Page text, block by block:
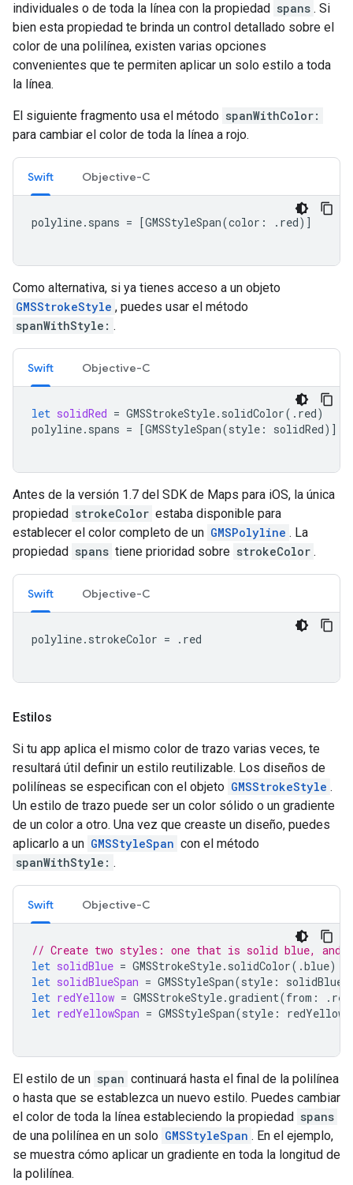
individuales o de toda la línea con la propiedad spans . Si
bien esta propiedad te brinda un control detallado sobre el
color de una polilínea, existen varias opciones
convenientes que te permiten aplicar un solo estilo a toda
la línea.
El siguiente fragmento usa el método spanWithColor:
para cambiar el color de toda la línea a rojo.
Swift Objective-C
polyline. spans = [GMSStyleSpan(color : . red)]
Como alternativa, si ya tienes acceso a un objeto
GMSStrokeStyle , puedes usar el método
spanWithStyle: .
Swift Objective-C
let solidRed = GMSStrokeStyle. solidColor(. red)
polyline. spans = [GMSStyleSpan(style : solidRed)]
Antes de la versión 1.7 del SDK de Maps para iOS, la única
propiedad strokeColor estaba disponible para
establecer el color completo de un GMSPolyline . La
propiedad spans tiene prioridad sobre strokeColor .
Swift Objective-C
polyline. strokeColor = . red
Estilos
Si tu app aplica el mismo color de trazo varias veces, te
resultará útil definir un estilo reutilizable. Los diseños de
polilíneas se especifican con el objeto GMSStrokeStyle .
Un estilo de trazo puede ser un color sólido o un gradiente
de un color a otro. Una vez que creaste un diseño, puedes
aplicarlo a un GMSStyleSpan con el método
spanWithStyle: .
Swift Objective-C
// Create two styles: one that is solid blue, and
let solidBlue = GMSStrokeStyle. solidColor(.blue)
let solidBlueSpan = GMSStyleSpan(style : solidBlue
let redYellow = GMSStrokeStyle.gradient(from : . red
let redYellowSpan = GMSStyleSpan(style : redYellow
El estilo de un span continuará hasta el final de la polilínea
o hasta que se establezca un nuevo estilo. Puedes cambiar
el color de toda la línea estableciendo la propiedad spans
de una polilínea en un solo GMSStyleSpan . En el ejemplo,
se muestra cómo aplicar un gradiente en toda la longitud de
la polilínea.